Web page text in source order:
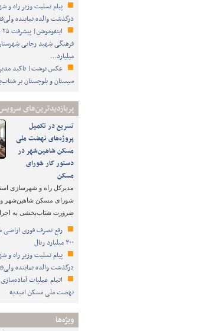
پیام تسلیت وزیر راه و
درگذشت والده نماینده
میلیارد…
عکس نوشت| تاکید
سیستان و بلوچستان بر
پربازدیدترین‌های
تسریع در تکمیل
پروژه‌های نهضت ملی
مسکن شاهین‌شهر در
دستور کار شورای
مسکن
مدیرکل راه و شهرسازی
شورای مسکن شاهین‌شهر و
ضرورت شتاب‌بخشی به
رفع تصرف فوری اراضی
۳۰۰ میلیارد ریال
پیام تسلیت وزیر راه و
درگذشت والده نماینده
نهضت ملی مسکن امیدیه
ویژه‌ها